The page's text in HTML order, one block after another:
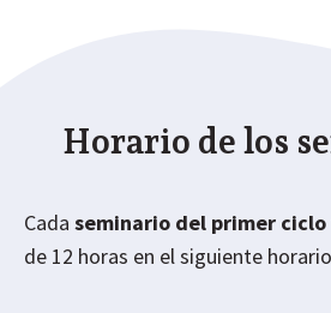
Horario de los
Cada seminario del primer ciclo
de 12 horas en el siguiente